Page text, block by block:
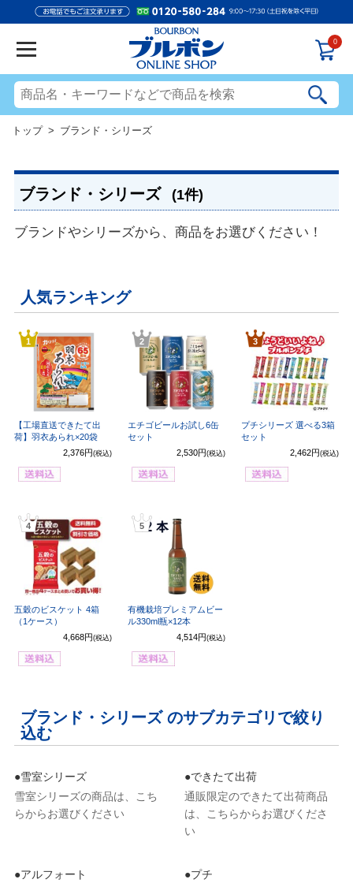
0
トップ> ブランド・シリーズ
ブランド・シリーズ (1件)
ブランドやシリーズから、商品をお選びください！
人気ランキング
1
【工場直送できたて出
荷】羽衣あられ×20袋
2,376円 (税込)
2
エチゴビールお試し6缶
セット
2,530円 (税込)
3
プチシリーズ 選べる3箱
セット
2,462円(税込)
4
五穀のビスケット 4箱
（1ケース）
4,668円 (税込)
5
有機栽培プレミアムビー
ル330ml瓶×12本
4,514円 (税込)
ブランド・シリーズ のサブカテゴリで絞り
込む
●雪室シリーズ
雪室シリーズの商品は、こち
らからお選びください
●できたて出荷
通販限定のできたて出荷商品
は、こちらからお選びくださ
い
●アルフォート
●プチ